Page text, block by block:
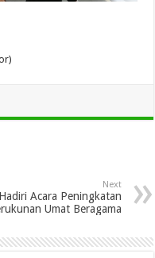
Next
Acara Peningkatan
Umat Beragama